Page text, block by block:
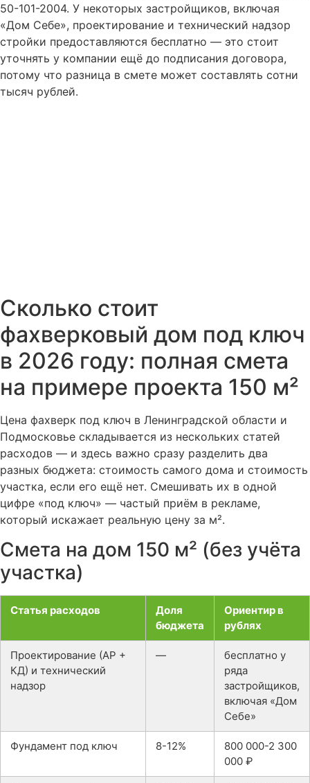
50-101-2004. У некоторых застройщиков, включая
«Дом Себе», проектирование и технический надзор
стройки предоставляются бесплатно — это стоит
уточнять у компании ещё до подписания договора,
потому что разница в смете может составлять сотни
тысяч рублей.
Сколько стоит
фахверковый дом под ключ
в 2026 году: полная смета
на примере проекта 150 м²
Цена фахверк под ключ в Ленинградской области и
Подмосковье складывается из нескольких статей
расходов — и здесь важно сразу разделить два
разных бюджета: стоимость самого дома и стоимость
участка, если его ещё нет. Смешивать их в одной
цифре «под ключ» — частый приём в рекламе,
который искажает реальную цену за м².
Смета на дом 150 м² (без учёта
участка)
Статья расходов
Доля
бюджета
Ориентир в
рублях
Проектирование (АР +
КД) и технический
надзор
—
бесплатно у
ряда
застройщиков,
включая «Дом
Себе»
Фундамент под ключ 8-12%
800 000-2 300
000 ₽